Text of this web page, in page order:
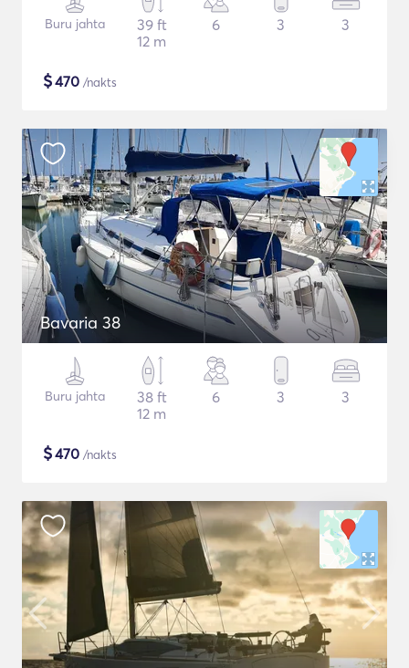
Buru jahta
39 ft
12 m
6 3 3
$470 /nakts
Bavaria 38
Buru jahta
38 ft
12 m
6 3 3
$470 /nakts